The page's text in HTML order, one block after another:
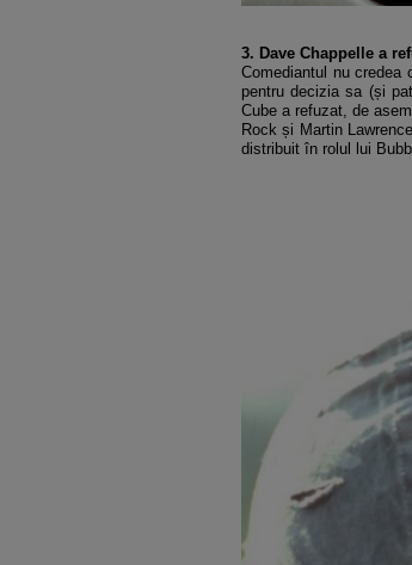
3. Dave Chappelle a
Comediantul nu
pentru decizia sa (și
Cube a refuzat, de
Rock și Martin
distribuit în rolul lui